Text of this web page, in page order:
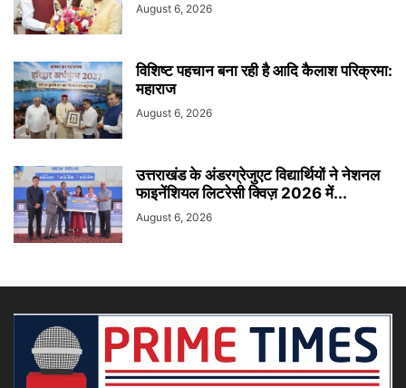
August 6, 2026
विशिष्ट पहचान बना रही है आदि कैलाश परिक्रमा:
महाराज
August 6, 2026
उत्तराखंड के अंडरग्रेजुएट विद्यार्थियों ने नेशनल
फाइनेंशियल लिटरेसी क्विज़ 2026 में...
August 6, 2026